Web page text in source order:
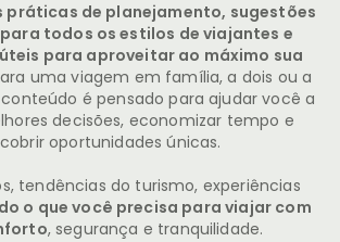
práticas de planejamento, sugestões
todos os estilos de viajantes e
para aproveitar ao máximo sua
uma viagem em família, a dois ou a
é pensado para ajudar você a
decisões, economizar tempo e
oportunidades únicas.
tendências do turismo, experiências
o que você precisa para viajar com
, segurança e tranquilidade.